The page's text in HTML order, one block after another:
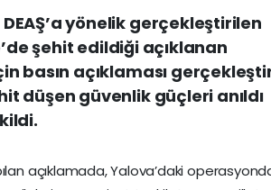
yönelik gerçekleştirilen
şehit edildiği açıklanan
basın açıklaması
düşen güvenlik güçleri anıldı
açıklamada, Yalova’daki